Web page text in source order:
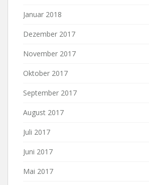
Januar 2018
Dezember 2017
November 2017
Oktober 2017
September 2017
August 2017
Juli 2017
Juni 2017
Mai 2017